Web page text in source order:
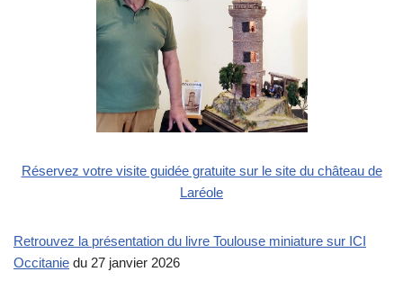
Réservez votre visite guidée gratuite sur le site du château de
Laréole
Retrouvez la présentation du livre Toulouse miniature sur ICI
Occitanie du 27 janvier 2026